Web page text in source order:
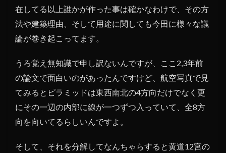
更に
古い
年代
に作
た物
1.3
建造
のは
人類
無い
在してる以上誰かが作った事は確かなわけで、その方
法や建築理由、そして用途に関しても今田に様々な議
論が巻き起こってます。
うろ覚え無知識で申し訳ないんですが、ここ2,3年前
の論文で面白いのがあったんですけど、航空写真で見
てみるとピラミッドは東西南北の4方向だけでなく更
にその一辺の内部に線が一つずつ入っていて、全8方
向を向いてるらしいんですよ。
そして、それを分解してなんちゃらすると黄道12宮の